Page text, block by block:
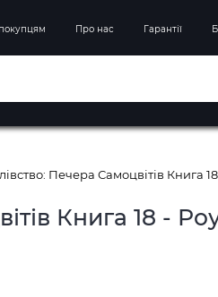
Про нас Гарантії
Печера Самоцвітів Книга
Книга 18 -